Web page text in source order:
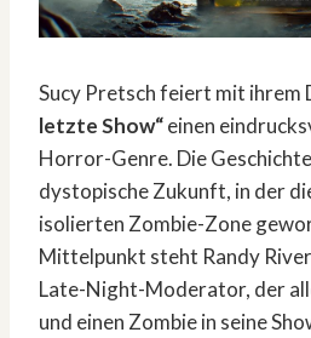
Sucy Pretsch feiert mit ihrem
letzte Show“einen
Horror-Genre. Die
dystopische Zukunft, in der
isolierten Zombie-Zone
Mittelpunkt steht Randy
Late-Night-Moderator, der
und einen Zombie in seine